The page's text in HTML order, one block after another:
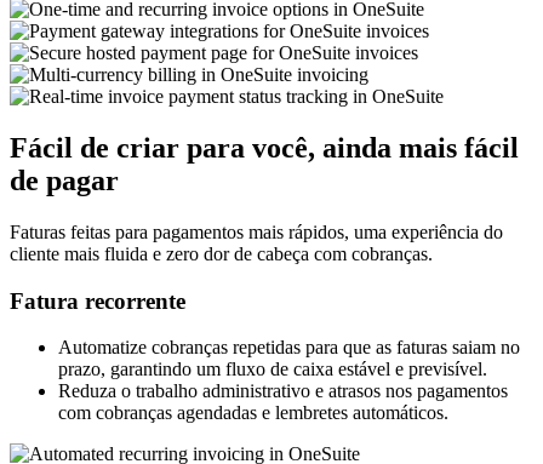
Fácil de criar para você, ainda mais fácil
de pagar
Faturas feitas para pagamentos mais rápidos, uma experiência do
cliente mais fluida e zero dor de cabeça com cobranças.
Fatura recorrente
Automatize cobranças repetidas para que as faturas saiam no
prazo, garantindo um fluxo de caixa estável e previsível.
Reduza o trabalho administrativo e atrasos nos pagamentos
com cobranças agendadas e lembretes automáticos.